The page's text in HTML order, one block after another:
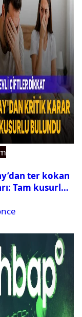
ter kokan
Tam kusurlu